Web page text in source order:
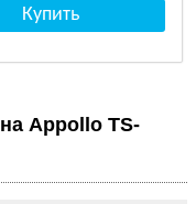
Appollo TS-